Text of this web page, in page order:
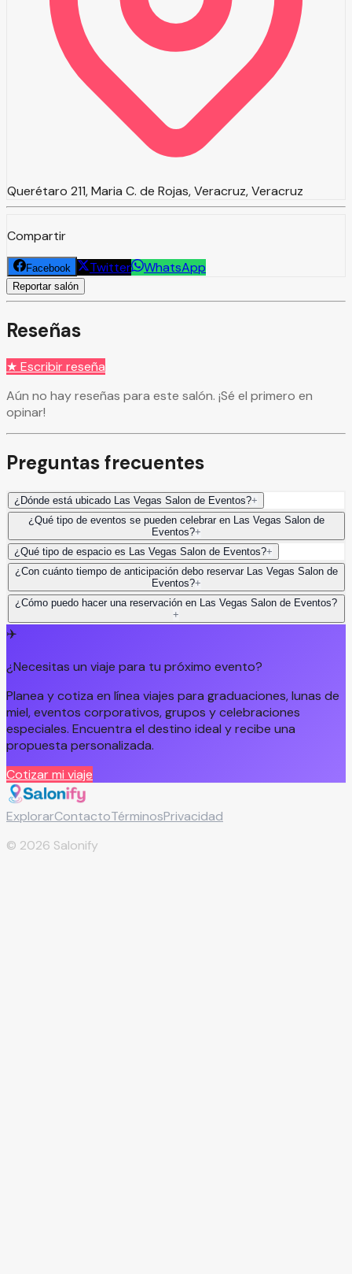
Querétaro 211, Maria C. de Rojas, Veracruz, Veracruz
Compartir
Facebook Twitter WhatsApp
Reportar salón
Reseñas
★ Escribir reseña
Aún no hay reseñas para este salón. ¡Sé el primero en
opinar!
Preguntas frecuentes
¿Dónde está ubicado Las Vegas Salon de Eventos?+
¿Qué tipo de eventos se pueden celebrar en Las Vegas Salon de
Eventos?+
¿Qué tipo de espacio es Las Vegas Salon de Eventos?+
¿Con cuánto tiempo de anticipación debo reservar Las Vegas Salon de
Eventos?+
¿Cómo puedo hacer una reservación en Las Vegas Salon de Eventos?
+
✈️
¿Necesitas un viaje para tu próximo evento?
Planea y cotiza en línea viajes para graduaciones, lunas de
miel, eventos corporativos, grupos y celebraciones
especiales. Encuentra el destino ideal y recibe una
propuesta personalizada.
Cotizar mi viaje
ExplorarContactoTérminosPrivacidad
© 2026 Salonify